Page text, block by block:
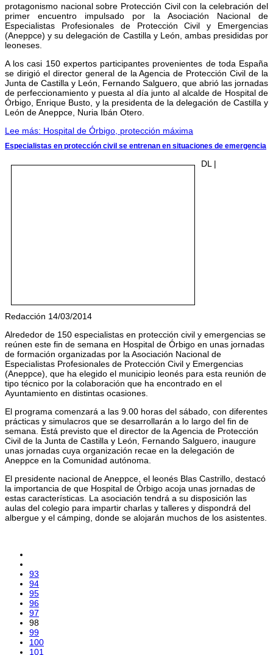
protagonismo nacional sobre Protección Civil con la celebración del
primer encuentro impulsado por la Asociación Nacional de
Especialistas Profesionales de Protección Civil y Emergencias
(Aneppce) y su delegación de Castilla y León, ambas presididas por
leoneses.
A los casi 150 expertos participantes provenientes de toda España
se dirigió el director general de la Agencia de Protección Civil de la
Junta de Castilla y León, Fernando Salguero, que abrió las jornadas
de perfeccionamiento y puesta al día junto al alcalde de Hospital de
Órbigo, Enrique Busto, y la presidenta de la delegación de Castilla y
León de Aneppce, Nuria Ibán Otero.
Lee más: Hospital de Órbigo, protección máxima
Especialistas en protección civil se entrenan en situaciones de emergencia
DL |
Redacción 14/03/2014
Alrededor de 150 especialistas en protección civil y emergencias se
reúnen este fin de semana en Hospital de Órbigo en unas jornadas
de formación organizadas por la Asociación Nacional de
Especialistas Profesionales de Protección Civil y Emergencias
(Aneppce), que ha elegido el municipio leonés para esta reunión de
tipo técnico por la colaboración que ha encontrado en el
Ayuntamiento en distintas ocasiones.
El programa comenzará a las 9.00 horas del sábado, con diferentes
prácticas y simulacros que se desarrollarán a lo largo del fin de
semana. Está previsto que el director de la Agencia de Protección
Civil de la Junta de Castilla y León, Fernando Salguero, inaugure
unas jornadas cuya organización recae en la delegación de
Aneppce en la Comunidad autónoma.
El presidente nacional de Aneppce, el leonés Blas Castrillo, destacó
la importancia de que Hospital de Órbigo acoja unas jornadas de
estas características. La asociación tendrá a su disposición las
aulas del colegio para impartir charlas y talleres y dispondrá del
albergue y el cámping, donde se alojarán muchos de los asistentes.
93
94
95
96
97
98
99
100
101